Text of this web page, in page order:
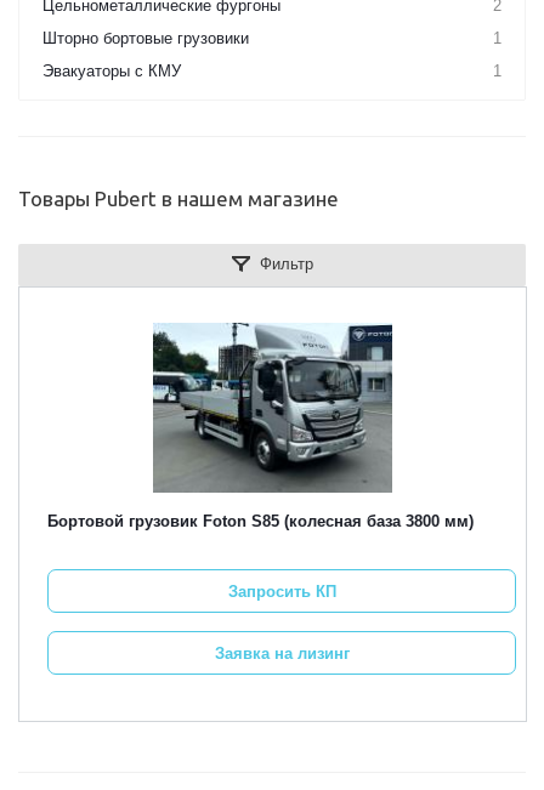
Цельнометаллические фургоны
2
Шторно бортовые грузовики
1
Эвакуаторы с КМУ
1
Товары Pubert в нашем магазине
Фильтр
Бортовой грузовик Foton S85 (колесная база 3800 мм)
Запросить КП
Заявка на лизинг